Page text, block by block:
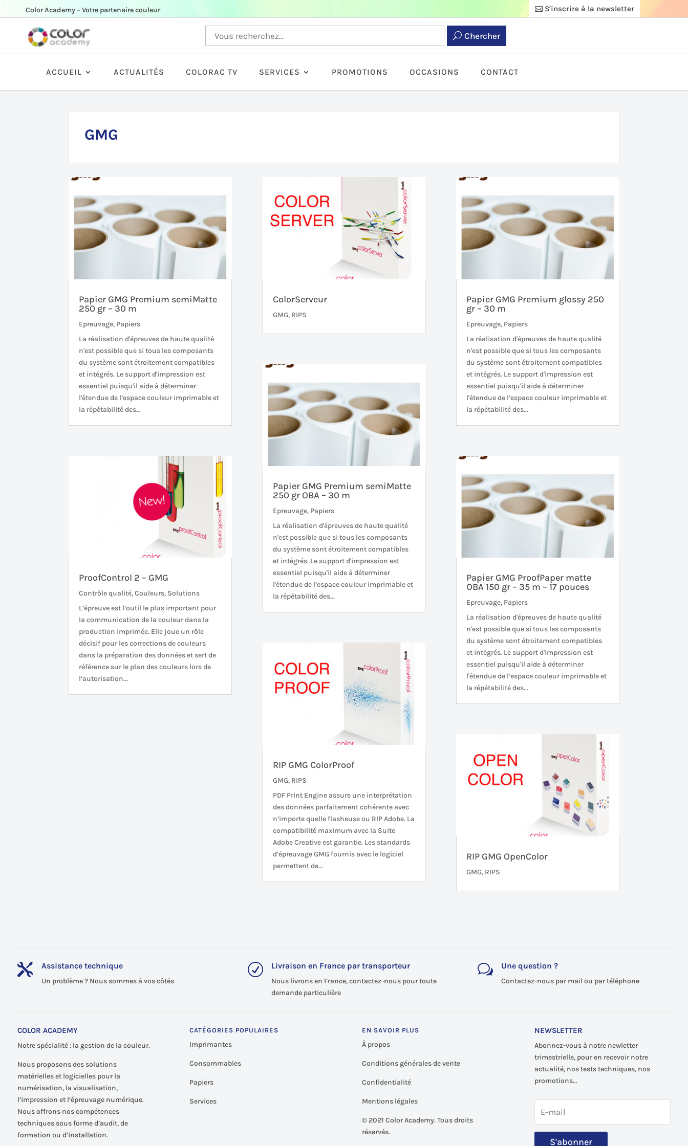
Color Academy – Votre partenaire couleur S'inscrire à la newsletter
Chercher
ACCUEIL ACTUALITÉS COLORAC TV SERVICES PROMOTIONS OCCASIONS CONTACT
GMG
Papier GMG Premium semiMatte
250 gr – 30 m
Epreuvage, Papiers
La réalisation d'épreuves de haute qualité
n'est possible que si tous les composants
du système sont étroitement compatibles
et intégrés. Le support d'impression est
essentiel puisqu'il aide à déterminer
l'étendue de l’espace couleur imprimable et
la répétabilité des...
ProofControl 2 – GMG
Contrôle qualité,Couleurs, Solutions
L’épreuve est l’outil le plus important pour
la communication de la couleur dans la
production imprimée. Elle joue un rôle
décisif pour les corrections de couleurs
dans la préparation des données et sert de
référence sur le plan des couleurs lors de
l‘autorisation...
ColorServeur
GMG, RIPS
Papier GMG Premium semiMatte
250 gr OBA – 30 m
Epreuvage, Papiers
La réalisation d'épreuves de haute qualité
n'est possible que si tous les composants
du système sont étroitement compatibles
et intégrés. Le support d'impression est
essentiel puisqu'il aide à déterminer
l'étendue de l’espace couleur imprimable et
la répétabilité des...
RIP GMG ColorProof
GMG, RIPS
PDF Print Engine assure une interprétation
des données parfaitement cohérente avec
n’importe quelle flasheuse ou RIP Adobe. La
compatibilité maximum avec la Suite
Adobe Creative est garantie. Les standards
d’épreuvage GMG fournis avec le logiciel
permettent de...
Papier GMG Premium glossy 250
gr – 30 m
Epreuvage, Papiers
La réalisation d'épreuves de haute qualité
n'est possible que si tous les composants
du système sont étroitement compatibles
et intégrés. Le support d'impression est
essentiel puisqu'il aide à déterminer
l'étendue de l’espace couleur imprimable et
la répétabilité des...
Papier GMG ProofPaper matte
OBA 150 gr – 35 m – 17 pouces
Epreuvage, Papiers
La réalisation d'épreuves de haute qualité
n'est possible que si tous les composants
du système sont étroitement compatibles
et intégrés. Le support d'impression est
essentiel puisqu'il aide à déterminer
l'étendue de l’espace couleur imprimable et
la répétabilité des...
RIP GMG OpenColor
GMG, RIPS
 Assistance technique
Un problème ? Nous sommes à vos côtés
R Livraison en France par transporteur
Nous livrons en France, contactez-nous pour toute
demande particulière
w Une question ?
Contactez-nous par mail ou par téléphone
COLOR ACADEMY
Notre spécialité : la gestion de la couleur.
Nous proposons des solutions
matérielles et logicielles pour la
numérisation, la visualisation,
l’impression et l’épreuvage numérique.
Nous offrons nos compétences
techniques sous forme d’audit, de
formation ou d’installation.
CATÉGORIES POPULAIRES
Imprimantes
Consommables
Papiers
Services
EN SAVOIR PLUS
À propos
Conditions générales de vente
Confidentialité
Mentions légales
© 2021 Color Academy. Tous droits
réservés.
NEWSLETTER
Abonnez-vous à notre newletter
trimestrielle, pour en recevoir notre
actualité, nos tests techniques, nos
promotions…
S'abonner